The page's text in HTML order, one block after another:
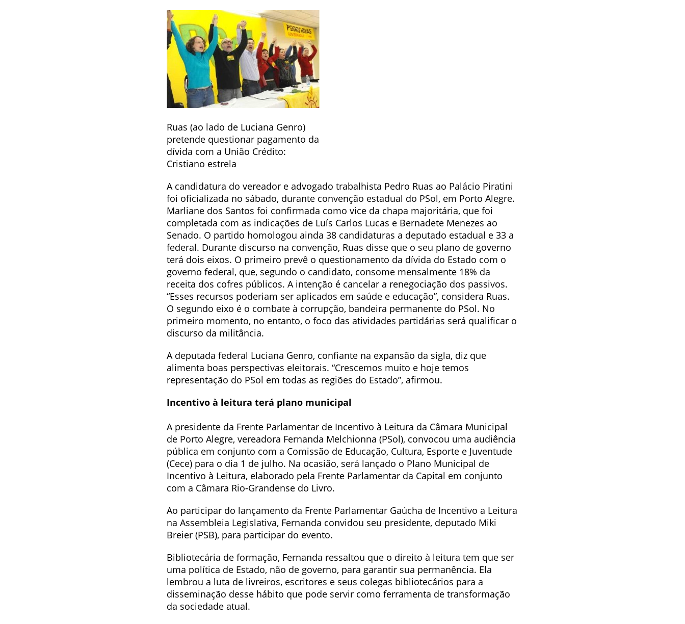
Ruas (ao lado de Luciana Genro)
pretende questionar pagamento da
dívida com a União Crédito:
Cristiano estrela
A candidatura do vereador e advogado trabalhista Pedro Ruas ao Palácio Piratini
foi oficializada no sábado, durante convenção estadual do PSol, em Porto Alegre.
Marliane dos Santos foi confirmada como vice da chapa majoritária, que foi
completada com as indicações de Luís Carlos Lucas e Bernadete Menezes ao
Senado. O partido homologou ainda 38 candidaturas a deputado estadual e 33 a
federal. Durante discurso na convenção, Ruas disse que o seu plano de governo
terá dois eixos. O primeiro prevê o questionamento da dívida do Estado com o
governo federal, que, segundo o candidato, consome mensalmente 18% da
receita dos cofres públicos. A intenção é cancelar a renegociação dos passivos.
“Esses recursos poderiam ser aplicados em saúde e educação”, considera Ruas.
O segundo eixo é o combate à corrupção, bandeira permanente do PSol. No
primeiro momento, no entanto, o foco das atividades partidárias será qualificar o
discurso da militância.
A deputada federal Luciana Genro, confiante na expansão da sigla, diz que
alimenta boas perspectivas eleitorais. “Crescemos muito e hoje temos
representação do PSol em todas as regiões do Estado”, afirmou.
Incentivo à leitura terá plano municipal
A presidente da Frente Parlamentar de Incentivo à Leitura da Câmara Municipal
de Porto Alegre, vereadora Fernanda Melchionna (PSol), convocou uma audiência
pública em conjunto com a Comissão de Educação, Cultura, Esporte e Juventude
(Cece) para o dia 1 de julho. Na ocasião, será lançado o Plano Municipal de
Incentivo à Leitura, elaborado pela Frente Parlamentar da Capital em conjunto
com a Câmara Rio-Grandense do Livro.
Ao participar do lançamento da Frente Parlamentar Gaúcha de Incentivo a Leitura
na Assembleia Legislativa, Fernanda convidou seu presidente, deputado Miki
Breier (PSB), para participar do evento.
Bibliotecária de formação, Fernanda ressaltou que o direito à leitura tem que ser
uma política de Estado, não de governo, para garantir sua permanência. Ela
lembrou a luta de livreiros, escritores e seus colegas bibliotecários para a
disseminação desse hábito que pode servir como ferramenta de transformação
da sociedade atual.